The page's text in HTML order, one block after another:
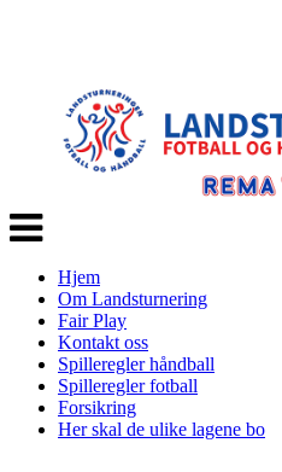
Veksle
navigasjon
Hjem
Om Landsturnering
Fair Play
Kontakt oss
Spilleregler håndball
Spilleregler fotball
Forsikring
Her skal de ulike lagene bo